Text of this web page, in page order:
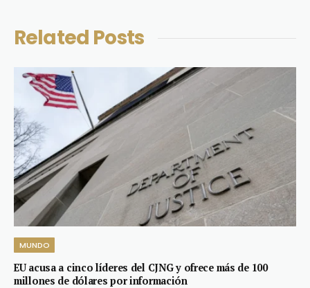
Related Posts
MUNDO
EU acusa a cinco líderes del CJNG y ofrece más de 100
millones de dólares por información